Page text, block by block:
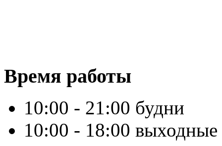
Время работы
10:00 - 21:00 будни
10:00 - 18:00 выходные